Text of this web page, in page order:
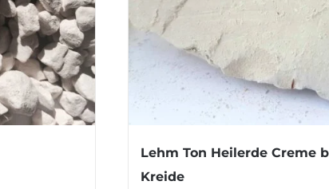
Lehm Ton Heilerde Creme
Kreide